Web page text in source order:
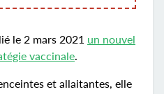
le 2 mars 2021 un nouvel
vaccinale.
et allaitantes, elle